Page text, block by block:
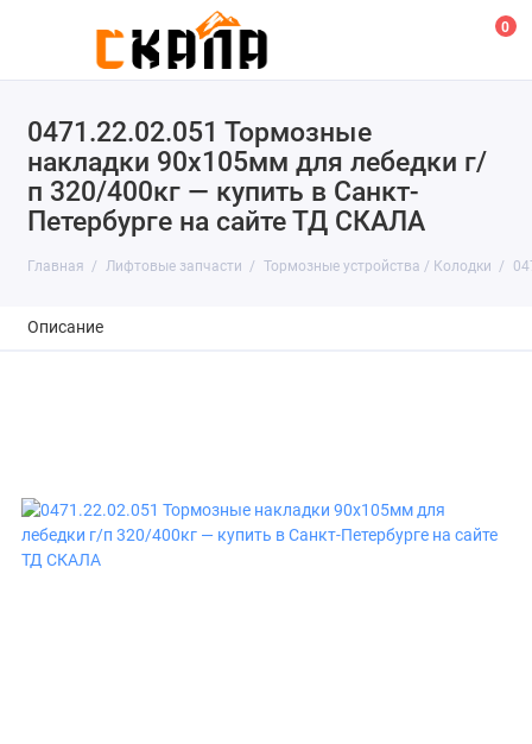
0
0471.22.02.051 Тормозные
накладки 90х105мм для лебедки г/
п 320/400кг — купить в Санкт-
Петербурге на сайте ТД СКАЛА
Главная Лифтовые запчасти Тормозные устройства / Колодки
Описание